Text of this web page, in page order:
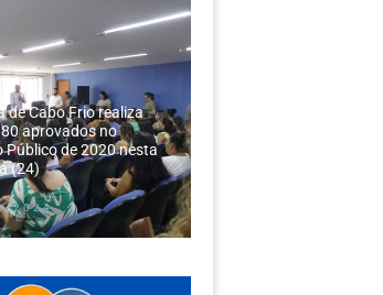
de Cabo Frio realiza
aprovados no
Público de 2020 nesta
(24)
2024